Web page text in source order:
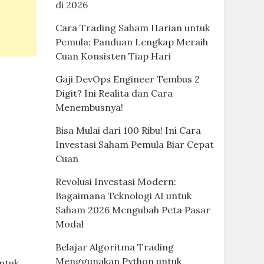
di 2026
Cara Trading Saham Harian untuk
Pemula: Panduan Lengkap Meraih
Cuan Konsisten Tiap Hari
Gaji DevOps Engineer Tembus 2
Digit? Ini Realita dan Cara
Menembusnya!
Bisa Mulai dari 100 Ribu! Ini Cara
Investasi Saham Pemula Biar Cepat
Cuan
Revolusi Investasi Modern:
Bagaimana Teknologi AI untuk
Saham 2026 Mengubah Peta Pasar
Modal
Belajar Algoritma Trading
Menggunakan Python untuk